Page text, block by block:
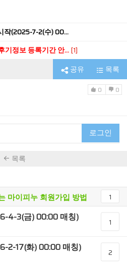
작(2025-7-2(수) 00...
기정보 등록기간 안...[1]
공유
목록
0 0
로그인
목록
마이피누 회원가입 방법 1
4-3(금) 00:00 매칭) 1
2-17(화) 00:00 매칭) 2